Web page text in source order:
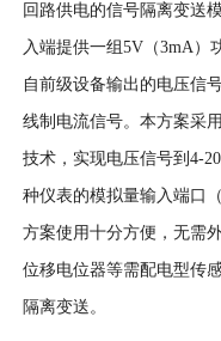
回路供电的信号隔离变送
入端提供一组5V（3mA）
自前级设备输出的电压信
线制电流信号。本方案采
技术，实现电压信号到4-
种仪表的模拟量输入端口
方案使用十分方便，无需
位移电位器等需配电型传
隔离变送。